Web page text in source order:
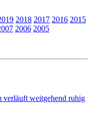
2018 2017 2016 2015
2006 2005
verläuft weitgehend ruhig